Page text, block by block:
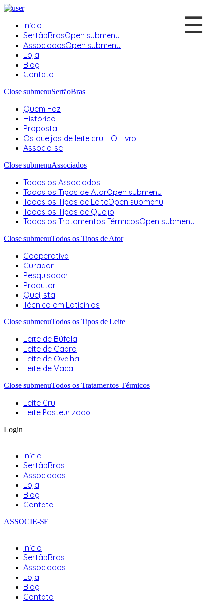
Início
SertãoBrasOpen submenu
AssociadosOpen submenu
Loja
Blog
Contato
Close submenuSertãoBras
Quem Faz
Histórico
Proposta
Os queijos de leite cru – O Livro
Associe-se
Close submenuAssociados
Todos os Associados
Todos os Tipos de AtorOpen submenu
Todos os Tipos de LeiteOpen submenu
Todos os Tipos de Queijo
Todos os Tratamentos TérmicosOpen submenu
Close submenuTodos os Tipos de Ator
Cooperativa
Curador
Pesquisador
Produtor
Queijista
Técnico em Laticínios
Close submenuTodos os Tipos de Leite
Leite de Búfala
Leite de Cabra
Leite de Ovelha
Leite de Vaca
Close submenuTodos os Tratamentos Térmicos
Leite Cru
Leite Pasteurizado
Login
Início
SertãoBras
Associados
Loja
Blog
Contato
ASSOCIE-SE
Início
SertãoBras
Associados
Loja
Blog
Contato
☰